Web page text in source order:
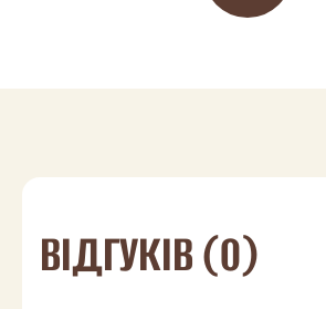
ВІДГУКІВ (0)